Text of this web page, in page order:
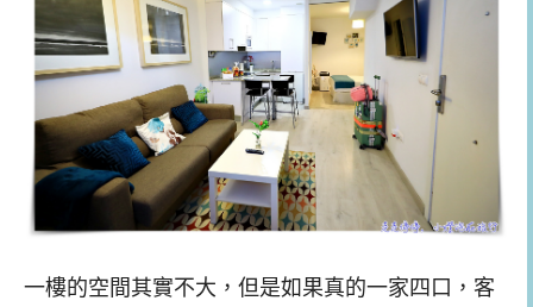
一樓的空間其實不大，但是如果真的一家四口，客